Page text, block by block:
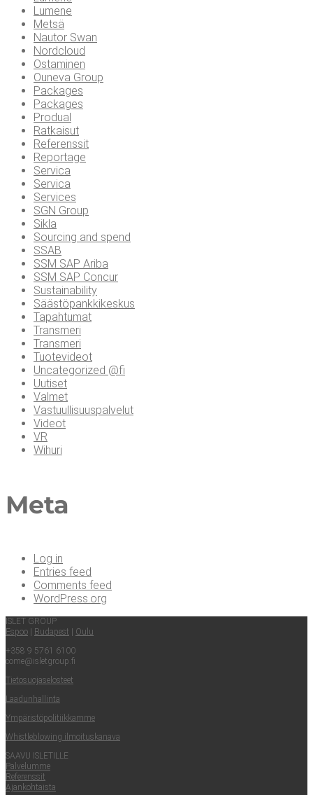
Lumene
Metsä
Nautor Swan
Nordcloud
Ostaminen
Ouneva Group
Packages
Packages
Produal
Ratkaisut
Referenssit
Reportage
Servica
Servica
Services
SGN Group
Sikla
Sourcing and spend
SSAB
SSM SAP Ariba
SSM SAP Concur
Sustainability
Säästöpankkikeskus
Tapahtumat
Transmeri
Transmeri
Tuotevideot
Uncategorized @fi
Uutiset
Valmet
Vastuullisuuspalvelut
Videot
VR
Wihuri
Meta
Log in
Entries feed
Comments feed
WordPress.org
ISLET GROUP
Espoo
Buda­pest
Oulu
+358 9 5761 6100
come@​isletgroup.​fi
Tie­to­suo­ja­se­los­teet
Laa­dun­hal­lin­ta
Ympä­ris­tö­po­li­tiik­kam­me
Whist­le­blowing ilmoituskanava
SAA­VU ISLETILLE
Pal­ve­lum­me
Refe­rens­sit
Ajan­koh­tais­ta